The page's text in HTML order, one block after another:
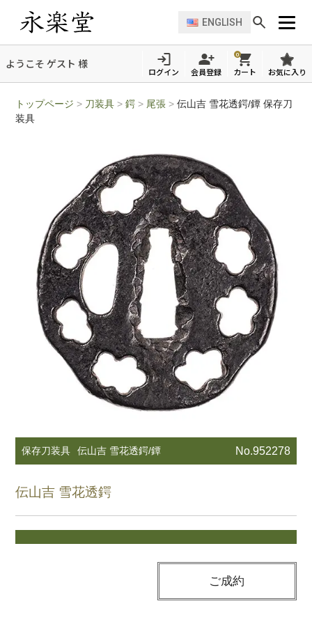
ENGLISH
ようこそ ゲスト 様
ログイン 会員登録
0
カート お気に入り
トップページ > 刀装具 >鍔 > 尾張 >伝山吉 雪花透鍔/鐔 保存刀
装具
保存刀装具 伝山吉 雪花透鍔/鐔 No.952278
伝山吉 雪花透鍔
ご成約